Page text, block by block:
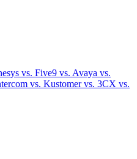
vs. Five9 vs. Avaya vs.
vs. Kustomervs. 3CX vs.